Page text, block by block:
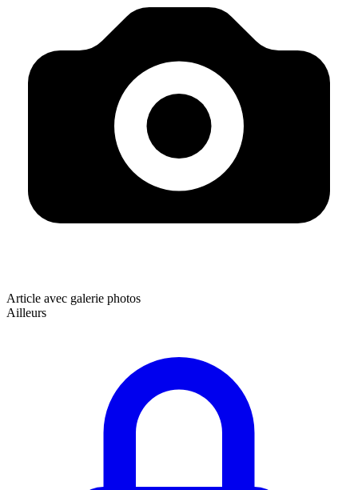
Article avec galerie photos
Ailleurs